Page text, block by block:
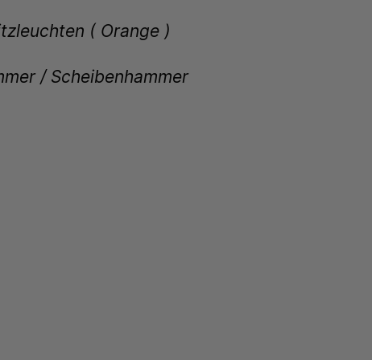
( Orange )
/ Scheibenhammer